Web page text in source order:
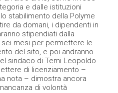
e dalle istituzioni
stabilimento della Polyme
da domani, i dipendenti in
stipendiati dalla
mesi per permettere le
del sito, e poi andranno
sindaco di Terni Leopoldo
lettere di licenziamento –
nota – dimostra ancora
di volontà